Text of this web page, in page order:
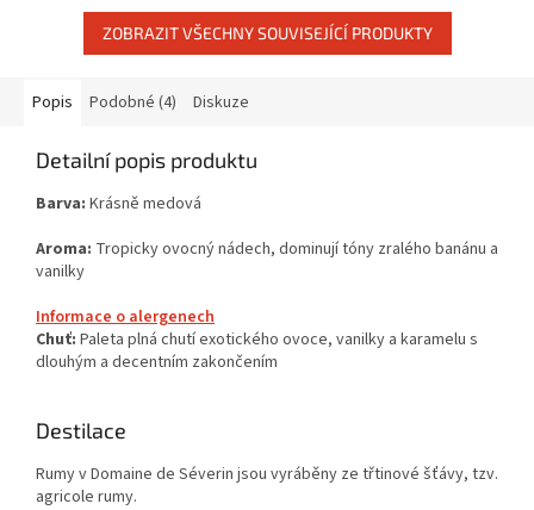
ZOBRAZIT VŠECHNY SOUVISEJÍCÍ PRODUKTY
Popis Podobné (4) Diskuze
Detailní popis produktu
Barva: Krásně medová
Aroma: Tropicky ovocný nádech, dominují tóny zralého banánu a
vanilky
Informace o alergenech
Chuť: Paleta plná chutí exotického ovoce, vanilky a karamelu s
dlouhým a decentním zakončením
Destilace
Rumy v Domaine de Séverin jsou vyráběny ze třtinové šťávy, tzv.
agricole rumy.